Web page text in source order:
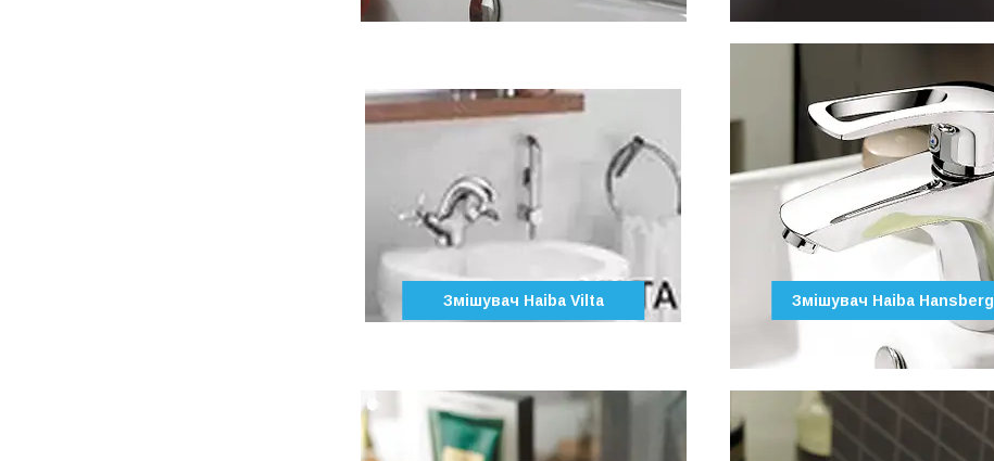
Змішувач Haiba Vilta Змішувач Haiba Hansberg